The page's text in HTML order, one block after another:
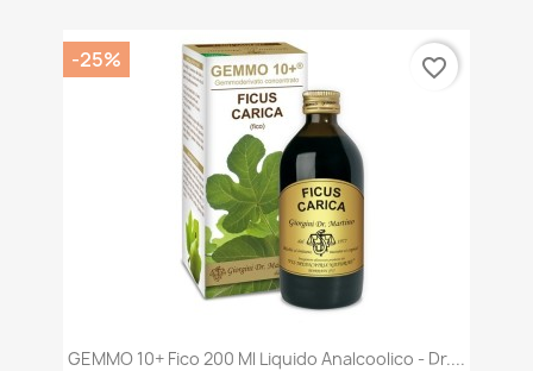
GEMMO 10+ Fico 200 Ml Liquido Analcoolico - Dr....
-25% favorite_border